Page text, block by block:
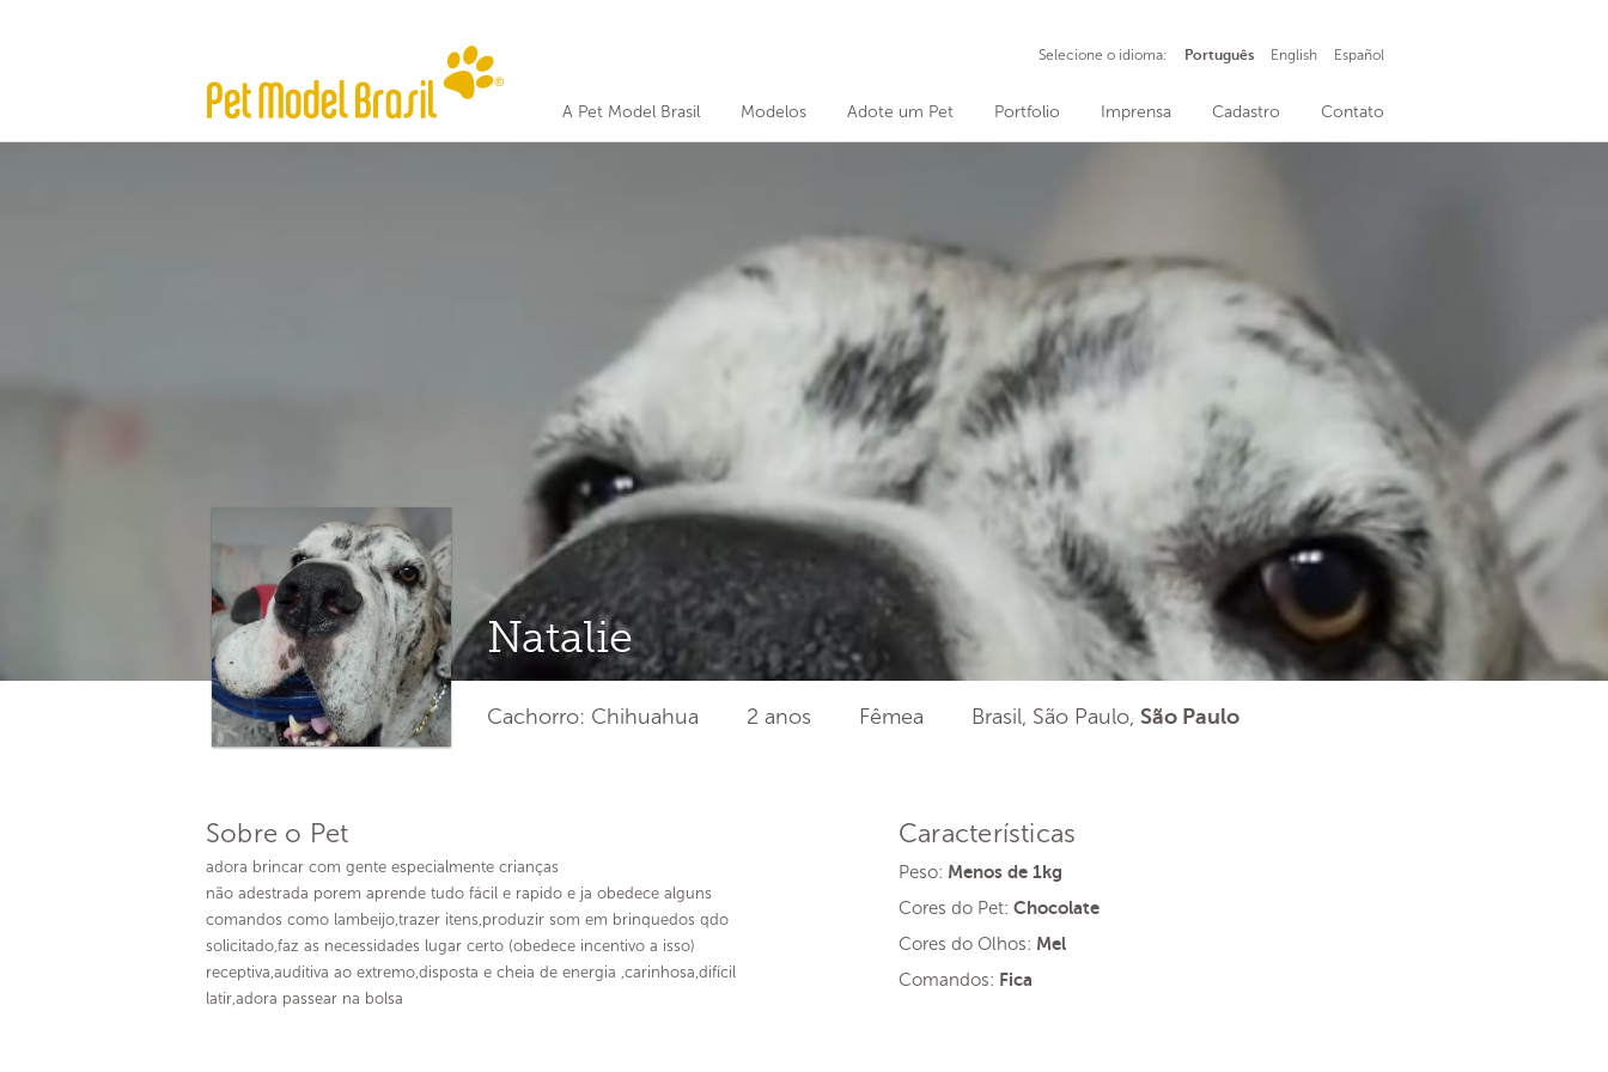
A Pet Model Brasil Modelos Adote um Pet Portfolio Imprensa Cadastro Contato
Selecione o idioma: Português English Español
Natalie
Cachorro: Chihuahua 2 anos Fêmea Brasil, São Paulo, São Paulo
Sobre o Pet
adora brincar com gente especialmente crianças
não adestrada porem aprende tudo fácil e rapido e ja obedece alguns
comandos como lambeijo,trazer itens,produzir som em brinquedos qdo
solicitado,faz as necessidades lugar certo (obedece incentivo a isso)
receptiva,auditiva ao extremo,disposta e cheia de energia ,carinhosa,difícil
latir,adora passear na bolsa
Características
Peso: Menos de 1kg
Cores do Pet: Chocolate
Cores do Olhos: Mel
Comandos: Fica